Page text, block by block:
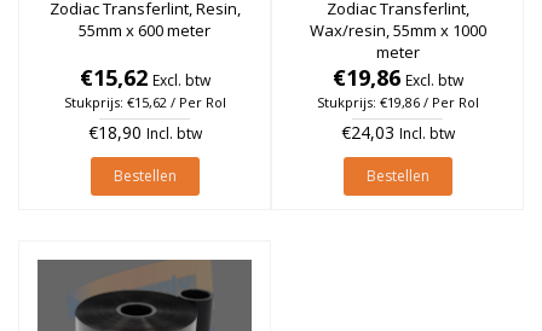
Zodiac Transferlint, Resin,
55mm x 600 meter
€15,62 Excl. btw
Stukprijs: €15,62 / Per Rol
€18,90 Incl. btw
Bestellen
Zodiac Transferlint,
Wax/resin, 55mm x 1000
meter
€19,86 Excl. btw
Stukprijs: €19,86 / Per Rol
€24,03 Incl. btw
Bestellen